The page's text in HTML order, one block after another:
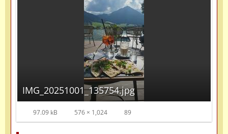
IMG_20251001_135754.jpg
97.09 kB 576 × 1,024 89